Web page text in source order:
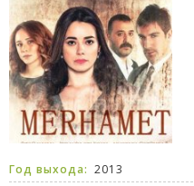
Год выхода: 2013